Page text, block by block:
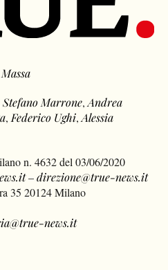
Stefano Marrone,Andrea
, Federico Ughi,Alessia
n. 4632 del 03/06/2020
–direzione@true-news.it
35 20124 Milano
news.it